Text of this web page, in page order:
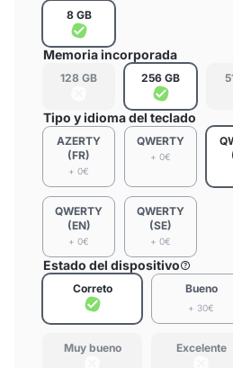
8 GB
Memoria incorporada
128 GB 256 GB
Tipo y idioma del teclado
AZERTY
(FR)
+ 0€
QWERTY
+ 0€
QWERTY
(EN)
+ 0€
QWERTY
(SE)
+ 0€
Estado del dispositivo
Correto
Bueno
+ 30€
Muy bueno Excelente